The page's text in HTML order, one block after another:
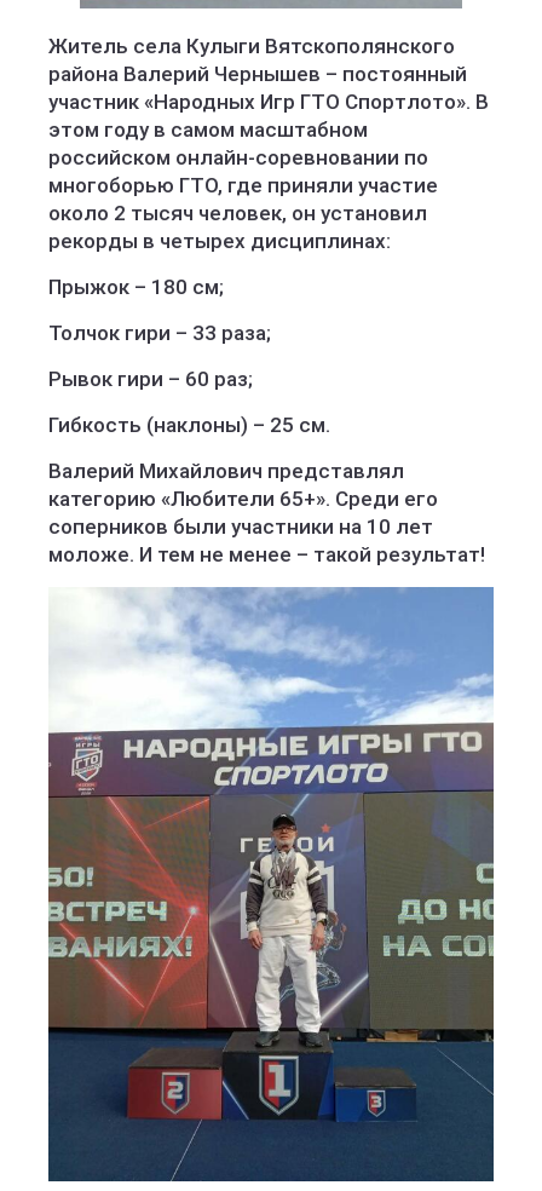
Житель села Кулыги Вятскополянского
района Валерий Чернышев – постоянный
участник «Народных Игр ГТО Спортлото». В
этом году в самом масштабном
российском онлайн-соревновании по
многоборью ГТО, где приняли участие
около 2 тысяч человек, он установил
рекорды в четырех дисциплинах:
Прыжок – 180 см;
Толчок гири – 33 раза;
Рывок гири – 60 раз;
Гибкость (наклоны) – 25 см.
Валерий Михайлович представлял
категорию «Любители 65+». Среди его
соперников были участники на 10 лет
моложе. И тем не менее – такой результат!